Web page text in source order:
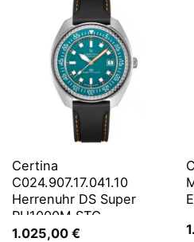
Certina
C024.907.17.041.10
Herrenuhr DS Super
PH1000M STC
1.025,00 €